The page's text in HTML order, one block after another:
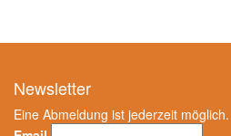
Newsletter
Eine Abmeldung ist jederzeit möglich.